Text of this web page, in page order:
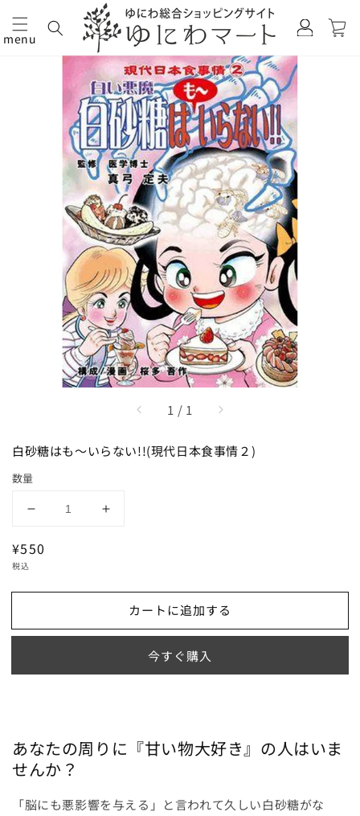
コンテ
menu
グ
イ
ン
ー
商品情
1 / /1
白砂糖はも〜いらない!!(現代日本食事情２)
数量
糖
も〜
ら
い!!
本
食
情
白
も〜
ら
い!!
本
情
通
常
価
¥550
税込
カートに追加する
今すぐ購入
あなたの周りに『甘い物大好き』の人はいま
せんか？
「脳にも悪影響を与える」と言われて久しい白砂糖がな